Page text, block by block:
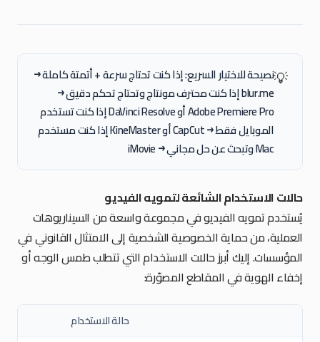
💡نصيحة للاختيار السريع: إذا كنت تحتاجسرعة + أتمتة كاملة→
blur.me إذا كنت
محترف مونتاجوتحتاج تحكم دقيق →
Adobe Premiere Pro أو DaVinci Resolve إذا كنت تستخدم
الموبايل فقط→ CapCut أو KineMaster إذا كنت
مستخدم
Macوتبحث عن حل مجاني → iMovie
حالات الاستخدام الشائعة لتمويه الفيديو
يُستخدم تمويه الفيديو في مجموعة واسعة من السيناريوهات
العملية، من حماية الخصوصية الشخصية إلى الامتثال القانوني في
المؤسسات. إليك أبرز حالات الاستخدام التي تتطلب طمس الوجه أو
إخفاء الهوية في المقاطع المصوّرة:
حالة الاستخدام